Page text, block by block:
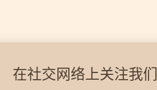
在社交网络上关注我们